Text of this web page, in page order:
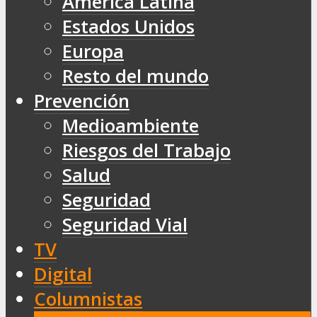
Estados Unidos
Europa
Resto del mundo
Prevención
Medioambiente
Riesgos del Trabajo
Salud
Seguridad
Seguridad Vial
TV
Digital
Columnistas